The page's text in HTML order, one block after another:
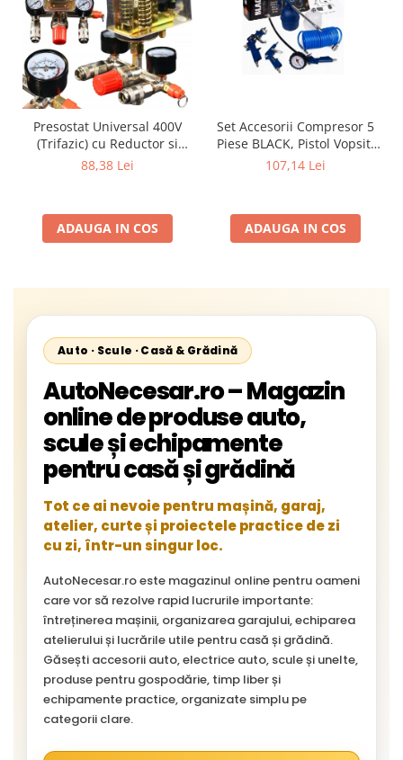
Presostat Universal 400V
(Trifazic) cu Reductor si
Colector Complet pentru
88,38 Lei
ADAUGA IN COS
Set Accesorii Compresor 5
Piese BLACK, Pistol Vopsit,
Umflat, Suflat, Spălat și
107,14 Lei
ADAUGA IN COS
Auto · Scule · Casă & Grădină
AutoNecesar.ro – Magazin
online de produse auto,
scule și echipamente
pentru casă și grădină
Tot ce ai nevoie pentru mașină, garaj,
atelier, curte și proiectele practice de zi
cu zi, într-un singur loc.
AutoNecesar.ro este magazinul online pentru oameni
care vor să rezolve rapid lucrurile importante:
întreținerea mașinii, organizarea garajului, echiparea
atelierului și lucrările utile pentru casă și grădină.
Găsești accesorii auto, electrice auto, scule și unelte,
produse pentru gospodărie, timp liber și
echipamente practice, organizate simplu pe
categorii clare.